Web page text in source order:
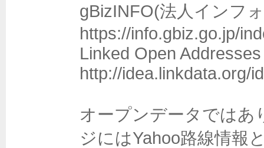
gBizINFO(法人インフ
https://info.gbiz.go.jp/
Linked Open
http://idea.linkdata.org/
オープンデータではあ
ジにはYahoo路線情報